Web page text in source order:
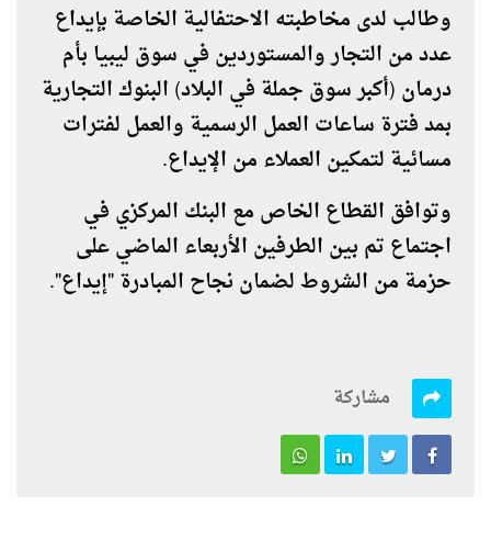
وطالب لدى مخاطبته الاحتفالية الخاصة بإيداع
عدد من التجار والمستوردين في سوق ليبيا بأم
درمان (أكبر سوق جملة في البلاد) البنوك التجارية
بمد فترة ساعات العمل الرسمية والعمل لفترات
مسائية لتمكين العملاء من الإيداع.
وتوافق القطاع الخاص مع البنك المركزي في
اجتماع تم بين الطرفين الأربعاء الماضي على
حزمة من الشروط لضمان نجاح المبادرة "إيداع".
مشاركة